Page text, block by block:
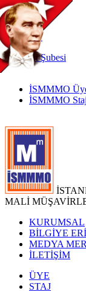
TR
|
EN
İnternetŞubesi
İSMMMO
İSMMMO
MALİ
KURUMSAL
BİLGİYE
MEDYA
İLETİŞİM
ÜYE
STAJ